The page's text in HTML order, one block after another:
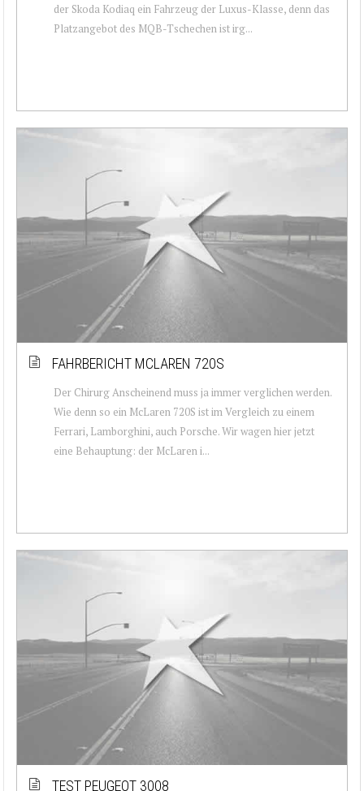
der Skoda Kodiaq ein Fahrzeug der Luxus-Klasse, denn das
Platzangebot des MQB-Tschechen ist irg...
FAHRBERICHT MCLAREN 720S
Der Chirurg Anscheinend muss ja immer verglichen werden.
Wie denn so ein McLaren 720S ist im Vergleich zu einem
Ferrari, Lamborghini, auch Porsche. Wir wagen hier jetzt
eine Behauptung: der McLaren i...
TEST PEUGEOT 3008